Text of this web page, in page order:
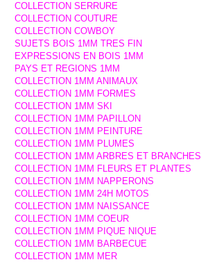
COLLECTION SERRURE
COLLECTION COUTURE
COLLECTION COWBOY
SUJETS BOIS 1MM TRES FIN
EXPRESSIONS EN BOIS 1MM
PAYS ET REGIONS 1MM
COLLECTION 1MM ANIMAUX
COLLECTION 1MM FORMES
COLLECTION 1MM SKI
COLLECTION 1MM PAPILLON
COLLECTION 1MM PEINTURE
COLLECTION 1MM PLUMES
COLLECTION 1MM ARBRES ET BRANCHES
COLLECTION 1MM FLEURS ET PLANTES
COLLECTION 1MM NAPPERONS
COLLECTION 1MM 24H MOTOS
COLLECTION 1MM NAISSANCE
COLLECTION 1MM COEUR
COLLECTION 1MM PIQUE NIQUE
COLLECTION 1MM BARBECUE
COLLECTION 1MM MER